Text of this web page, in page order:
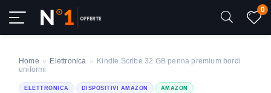
0
Home » Elettronica » Kindle Scribe 32 GB penna premium bordi
uniformi
ELETTRONICA DISPOSITIVI AMAZON AMAZON